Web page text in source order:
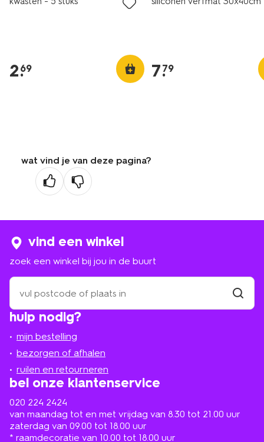
2.
69 7.
79
wat vind je van deze pagina?
hulp nodig?
mijn bestelling
bezorgen of afhalen
ruilen en retourneren
bel onze klantenservice
020 224 2424
van maandag tot en met vrijdag van 8.30 tot 21.00 uur
zaterdag van 09.00 tot 18.00 uur
* raamdecoratie van 10.00 tot 18.00 uur
vind een winkel
zoek een winkel bij jou in de buurt
zoek
een
winkel
bij
in
de
buurt